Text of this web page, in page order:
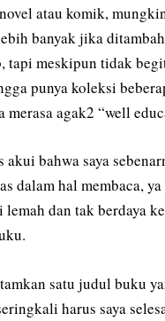
atau komik,
banyak jika
tapi meskipun tidak
punya koleksi
merasa agak2 “well
akui bahwa saya
dalam hal membaca, ya
lemah dan tak berdaya
satu judul buku
harus saya